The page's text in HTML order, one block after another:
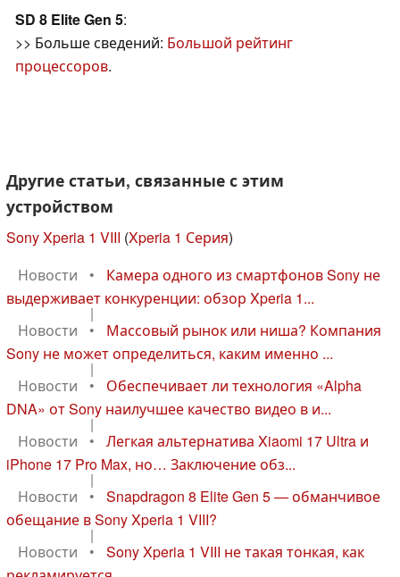
SD 8 Elite Gen 5:
>> Больше сведений: Большой рейтинг
процессоров.
Другие статьи, связанные с этим
устройством
Sony Xperia 1 VIII (Xperia 1 Серия)
Новости
•
Камера одного из смартфонов Sony не
выдерживает конкуренции: обзор Xperia 1...
|
Новости
•
Массовый рынок или ниша? Компания
Sony не может определиться, каким именно ...
|
Новости
•
Обеспечивает ли технология «Alpha
DNA» от Sony наилучшее качество видео в и...
|
Новости
•
Легкая альтернатива Xiaomi 17 Ultra и
iPhone 17 Pro Max, но… Заключение обз...
|
Новости
•
Snapdragon 8 Elite Gen 5 — обманчивое
обещание в Sony Xperia 1 VIII?
|
Новости
•
Sony Xperia 1 VIII не такая тонкая, как